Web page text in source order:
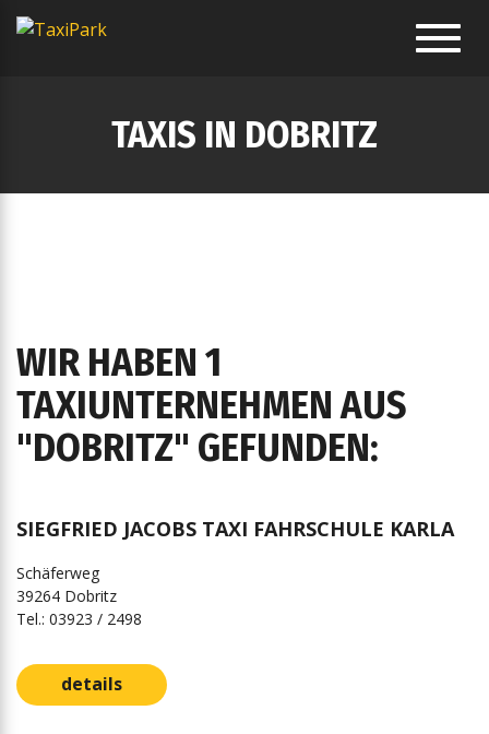
TAXIS IN DOBRITZ
WIR HABEN 1
TAXIUNTERNEHMEN AUS
"DOBRITZ" GEFUNDEN:
SIEGFRIED JACOBS TAXI FAHRSCHULE KARLA
Schäferweg
39264 Dobritz
Tel.: 03923 / 2498
details